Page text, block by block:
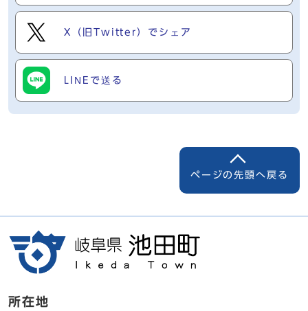
X（旧Twitter）でシェア
LINEで送る
ページの先頭へ戻る
所在地